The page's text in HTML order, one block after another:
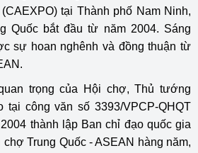
tại Thành phố Nam Ninh,
Quốc bắt đầu từ năm 2004. Sáng
sự hoan nghênh và đồng thuận từ
trọng của Hội chợ, Thủ tướng
tại công văn số 3393/VPCP-QHQT
thành lập Ban chỉ đạo quốc gia
Trung Quốc - ASEAN hàng năm,